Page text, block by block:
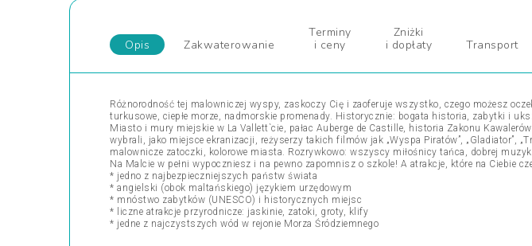
Opis Zakwaterowanie
Terminy
i ceny
Zniżki
i dopłaty
Transport
Różnorodność tej malowniczej wyspy, zaskoczy Cię i zaoferuje wszystko, czego możesz
turkusowe, ciepłe morze, nadmorskie promenady. Historycznie: bogata historia, zabytki i
Miasto i mury miejskie w La Vallett`cie, pałac Auberge de Castille, historia Zakonu
wybrali, jako miejsce ekranizacji, reżyserzy takich filmów jak „Wyspa Piratów”, „Gladiator”,
malownicze zatoczki, kolorowe miasta. Rozrywkowo: wszyscy miłośnicy tańca, dobrej
Na Malcie w pełni wypoczniesz i na pewno zapomnisz o szkole! A atrakcje, które na Ciebie
* jedno z najbezpieczniejszych państw świata
* angielski (obok maltańskiego) językiem urzędowym
* mnóstwo zabytków (UNESCO) i historycznych miejsc
* liczne atrakcje przyrodnicze: jaskinie, zatoki, groty, klify
* jedne z najczystszych wód w rejonie Morza Śródziemnego